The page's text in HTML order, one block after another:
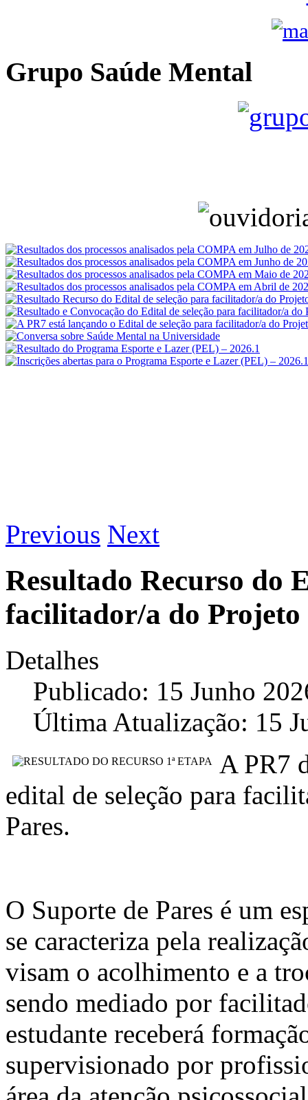
Grupo Saúde Mental
Previous Next
Resultado Recurso do
facilitador/a do Projeto
Detalhes
Publicado: 15 Junho
Última Atualização: 15
A PR7
edital de seleção para
Pares.
O Suporte de Pares é um
se caracteriza pela
visam o acolhimento e a
sendo mediado por
estudante receberá
supervisionado por